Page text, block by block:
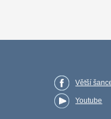
Větší
Youtube